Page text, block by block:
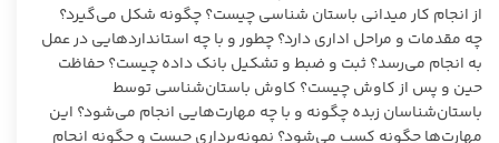
از انجام کار میدانی باستان شناسی چیست؟ چگونه شکل می‌گیرد؟
چه مقدمات و مراحل اداری دارد؟ چطور و با چه استانداردهایی در عمل
به انجام می‌رسد؟ ثبت و ضبط و تشکیل بانک داده چیست؟ حفاظت
حین و پس از کاوش چیست؟ کاوش باستان‌شناسی توسط
باستان‌شناسان زبده چگونه و با چه مهارت‌هایی انجام می‌شود؟ این
مهارت‌ها چگونه کسب می‌شود؟ نمونه‌برداری چیست و چگونه انجام